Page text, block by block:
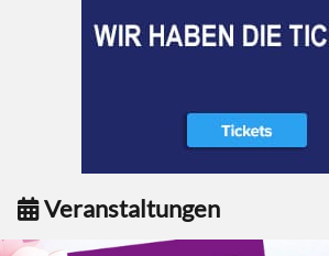
Veranstaltungen